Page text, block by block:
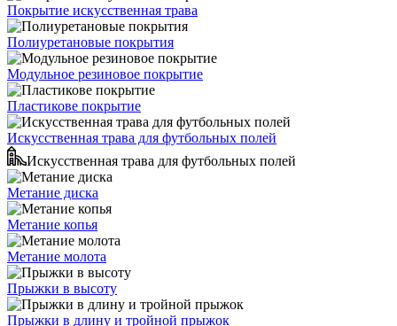
Покрытие искусственная трава
Полиуретановые покрытия
Модульное резиновое покрытие
Пластикове покрытие
Искусственная трава для футбольных полей
Искусственная трава для футбольных полей
Метание диска
Метание копья
Метание молота
Прыжки в высоту
Прыжки в длину и тройной прыжок